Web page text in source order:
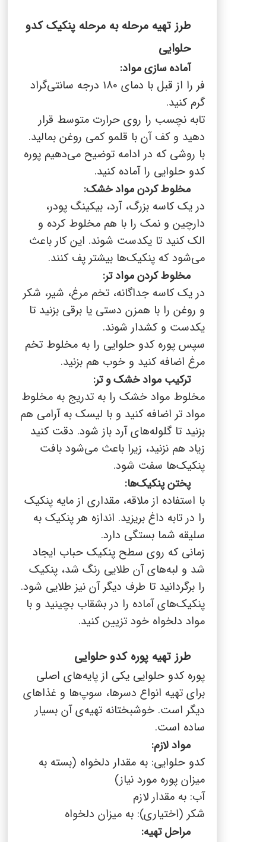
طرز تهیه مرحله به مرحله پنکیک کدو
حلوایی
آماده سازی مواد:
فر را از قبل با دمای 180 درجه سانتی‌گراد
گرم کنید.
تابه نچسب را روی حرارت متوسط قرار
دهید و کف آن با قلمو کمی روغن بمالید.
با روشی که در ادامه توضیح می‌دهیم پوره
کدو حلوایی را آماده کنید.
مخلوط کردن مواد خشک:
در یک کاسه بزرگ، آرد، بیکینگ پودر،
دارچین و نمک را با هم مخلوط کرده و
الک کنید تا یکدست شوند. این کار باعث
می‌شود که پنکیک‌ها بیشتر پف کنند.
مخلوط کردن مواد تر:
در یک کاسه جداگانه، تخم مرغ، شیر، شکر
و روغن را با همزن دستی یا برقی بزنید تا
یکدست و کشدار شوند.
سپس پوره کدو حلوایی را به مخلوط تخم
مرغ اضافه کنید و خوب هم بزنید.
ترکیب مواد خشک و تر:
مخلوط مواد خشک را به تدریج به مخلوط
مواد تر اضافه کنید و با لیسک به آرامی هم
بزنید تا گلوله‌های آرد باز شود. دقت کنید
زیاد هم نزنید، زیرا باعث می‌شود بافت
پنکیک‌ها سفت شود.
پختن پنکیک‌ها:
با استفاده از ملاقه، مقداری از مایه پنکیک
را در تابه داغ بریزید. اندازه هر پنکیک به
سلیقه شما بستگی دارد.
زمانی که روی سطح پنکیک حباب ایجاد
شد و لبه‌های آن طلایی رنگ شد، پنکیک
را برگردانید تا طرف دیگر آن نیز طلایی شود.
پنکیک‌های آماده را در بشقاب بچینید و با
مواد دلخواه خود تزیین کنید.
طرز تهیه پوره کدو حلوایی
پوره کدو حلوایی یکی از پایه‌های اصلی
برای تهیه انواع دسرها، سوپ‌ها و غذاهای
دیگر است. خوشبختانه تهیه‌ی آن بسیار
ساده است.
مواد لازم:
کدو حلوایی: به مقدار دلخواه (بسته به
میزان پوره مورد نیاز)
آب: به مقدار لازم
شکر (اختیاری): به میزان دلخواه
مراحل تهیه: